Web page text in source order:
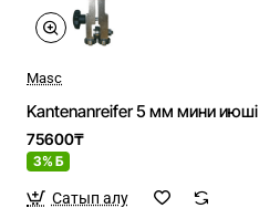
Masc
Kantenanreifer 5 мм мини июші
75600₸
3% Б
Сатып алу